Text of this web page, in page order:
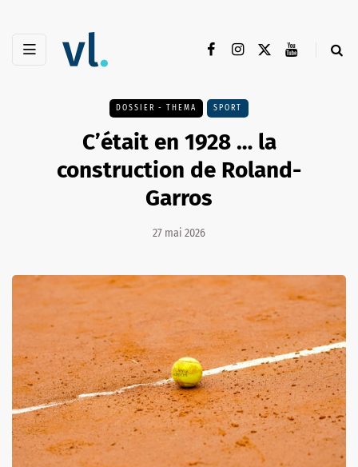
DOSSIER - THEMA SPORT
C’était en 1928 … la
construction de Roland-
Garros
27 mai 2026